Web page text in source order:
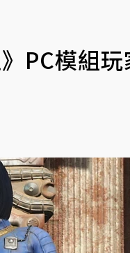
PC模組